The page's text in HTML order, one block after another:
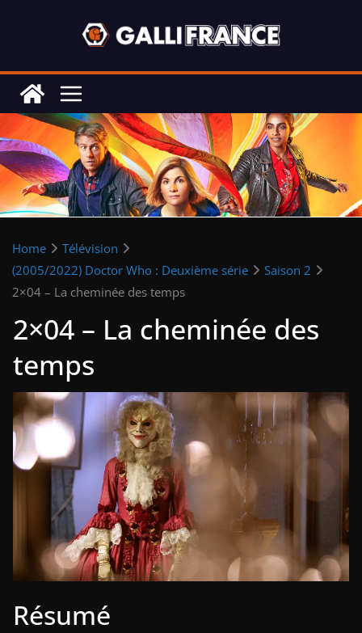
Home
Télévision
(2005/2022) Doctor Who : Deuxième série
Saison 2
2×04 – La cheminée des temps
2×04 – La cheminée des
temps
Résumé